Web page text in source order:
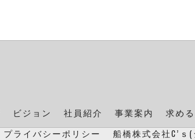
ビジョン 社員紹介 事業案内 求め
プライバシーポリシー 船橋株式会社C’